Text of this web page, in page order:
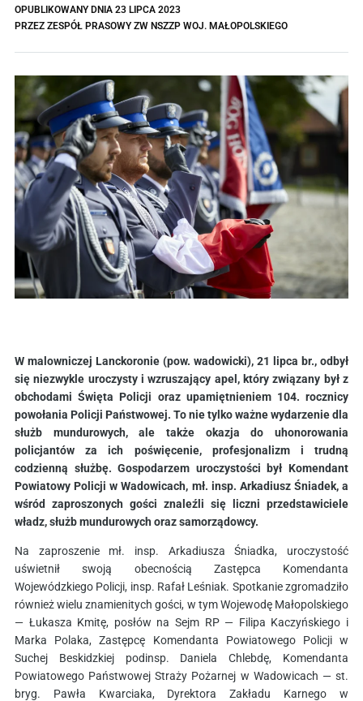
OPUBLIKOWANY DNIA 23 LIPCA 2023
PRZEZ ZESPÓŁ PRASOWY ZW NSZZP WOJ. MAŁOPOLSKIEGO
W malowniczej Lanckoronie (pow. wadowicki), 21 lipca br., odbył
się niezwykle uroczysty i wzruszający apel, który związany był z
obchodami Święta Policji oraz upamiętnieniem 104. rocznicy
powołania Policji Państwowej. To nie tylko ważne wydarzenie dla
służb mundurowych, ale także okazja do uhonorowania
policjantów za ich poświęcenie, profesjonalizm i trudną
codzienną służbę. Gospodarzem uroczystości był Komendant
Powiatowy Policji w Wadowicach, mł. insp. Arkadiusz Śniadek, a
wśród zaproszonych gości znaleźli się liczni przedstawiciele
władz, służb mundurowych oraz samorządowcy.
Na zaproszenie mł. insp. Arkadiusza Śniadka, uroczystość
uświetnił swoją obecnością Zastępca Komendanta
Wojewódzkiego Policji, insp. Rafał Leśniak. Spotkanie zgromadziło
również wielu znamienitych gości, w tym Wojewodę Małopolskiego
— Łukasza Kmitę, posłów na Sejm RP — Filipa Kaczyńskiego i
Marka Polaka, Zastępcę Komendanta Powiatowego Policji w
Suchej Beskidzkiej podinsp. Daniela Chlebdę, Komendanta
Powiatowego Państwowej Straży Pożarnej w Wadowicach — st.
bryg. Pawła Kwarciaka, Dyrektora Zakładu Karnego w